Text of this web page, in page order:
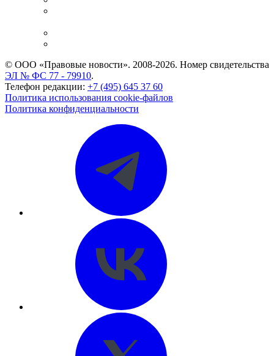
© ООО «Правовые новости». 2008-2026. Номер свидетельства
ЭЛ № ФС 77 - 79910.
Телефон редакции: +7 (495) 645 37 60
Политика использования cookie-файлов
Политика конфиденциальности